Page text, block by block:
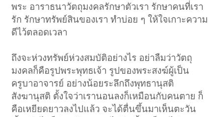
พระ อาราธนาวัตถุมงคลรักษาตัวเรา รักษาคนที่เรา
รัก รักษาทรัพย์สินของเรา ทำบ่อย ๆ ให้ใจเกาะความ
ดีไว้ตลอดเวลา
ถึงจะห่วงทรัพย์ห่วงสมบัติอย่างไร อย่าลืมว่าวัตถุ
มงคลก็คือรูปพระพุทธเจ้า รูปของพระสงฆ์ผู้เป็น
ครูบาอาจารย์ อย่างน้อยระลึกถึงพุทธานุสติ
สังฆานุสติ ตั้งใจว่าเรานอนลงก็เหมือนกับคนตาย ก็
คือเหยียดยาวลงไปแล้ว จะได้ตื่นขึ้นมาเห็นตะวัน